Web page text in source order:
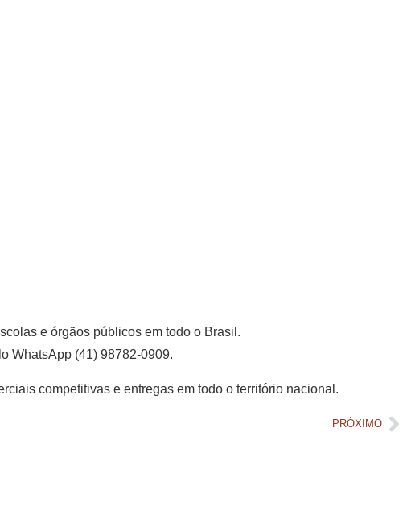
e órgãos públicos em todo o Brasil.
WhatsApp (41) 98782-0909.
competitivas e entregas em todo o território nacional.
PRÓXIMO